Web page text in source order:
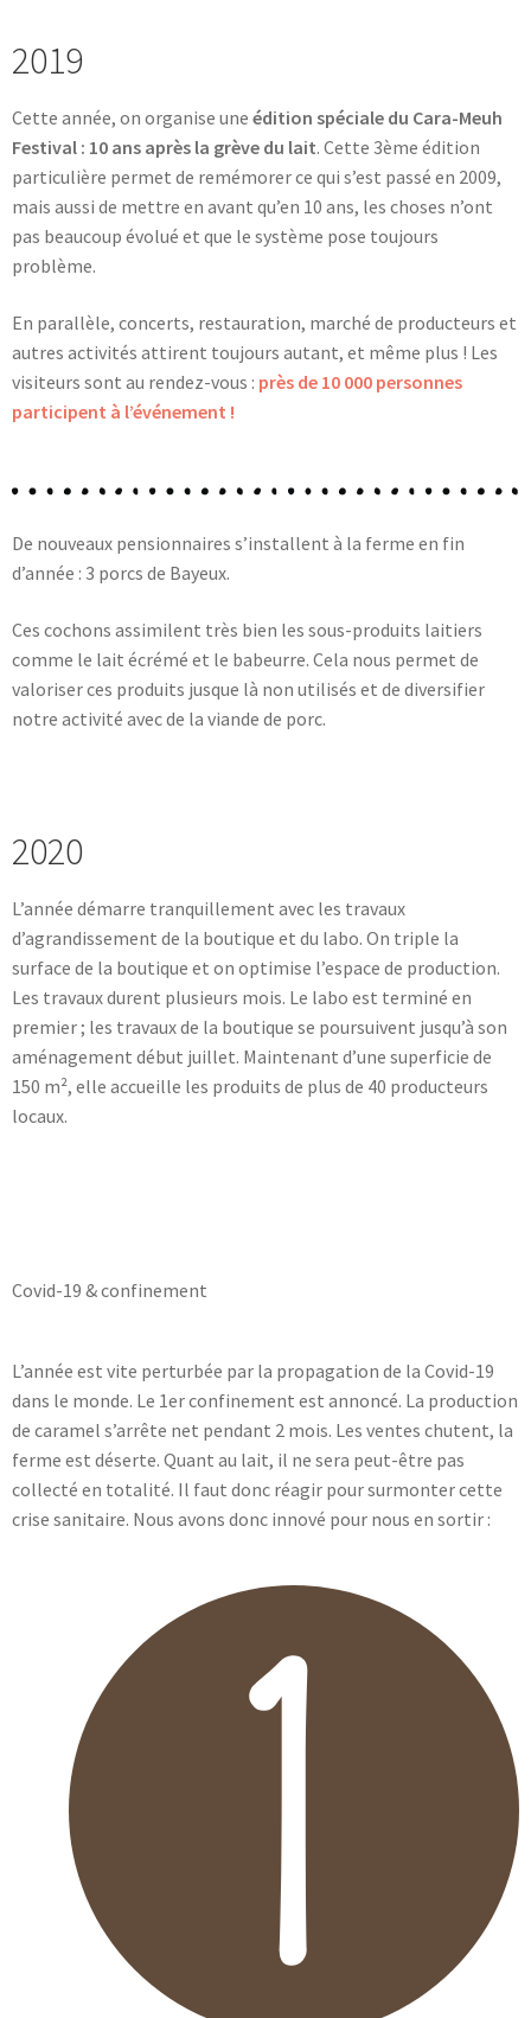
2019
Cette année, on organise une édition spéciale du Cara-Meuh
Festival : 10 ans après la grève du lait. Cette 3ème édition
particulière permet de remémorer ce qui s’est passé en 2009,
mais aussi de mettre en avant qu’en 10 ans, les choses n’ont
pas beaucoup évolué et que le système pose toujours
problème.
En parallèle, concerts, restauration, marché de producteurs et
autres activités attirent toujours autant, et même plus ! Les
visiteurs sont au rendez-vous : près de 10 000 personnes
participent à l’événement !
De nouveaux pensionnaires s’installent à la ferme en fin
d’année : 3 porcs de Bayeux.
Ces cochons assimilent très bien les sous-produits laitiers
comme le lait écrémé et le babeurre. Cela nous permet de
valoriser ces produits jusque là non utilisés et de diversifier
notre activité avec de la viande de porc.
2020
L’année démarre tranquillement avec les travaux
d’agrandissement de la boutique et du labo. On triple la
surface de la boutique et on optimise l’espace de production.
Les travaux durent plusieurs mois. Le labo est terminé en
premier ; les travaux de la boutique se poursuivent jusqu’à son
aménagement début juillet. Maintenant d’une superficie de
150 m², elle accueille les produits de plus de 40 producteurs
locaux.
Covid-19 & confinement
L’année est vite perturbée par la propagation de la Covid-19
dans le monde. Le 1er confinement est annoncé. La production
de caramel s’arrête net pendant 2 mois. Les ventes chutent, la
ferme est déserte. Quant au lait, il ne sera peut-être pas
collecté en totalité. Il faut donc réagir pour surmonter cette
crise sanitaire. Nous avons donc innové pour nous en sortir :